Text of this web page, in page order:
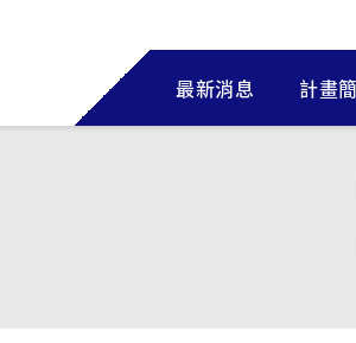
最新消息 計畫